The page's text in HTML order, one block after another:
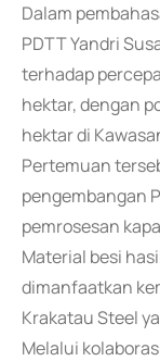
Dalam
PDTT Yandri
terhadap
hektar, dengan
hektar di
Pertemuan
pengembangan
pemrosesan
Material besi
dimanfaatkan
Krakatau Steel
Melalui